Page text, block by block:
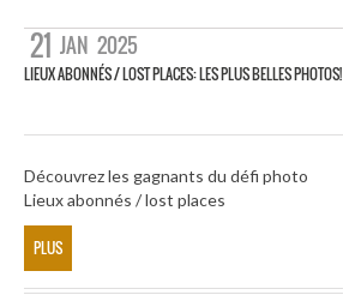
21 JAN 2025
LIEUX ABONNÉS / LOST PLACES: LES PLUS BELLES PHOTOS!
Découvrez les gagnants du défi photo
Lieux abonnés / lost places
PLUS